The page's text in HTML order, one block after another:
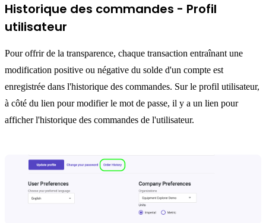
Historique des commandes - Profil
utilisateur
Pour offrir de la transparence, chaque transaction entraînant une
modification positive ou négative du solde d'un compte est
enregistrée dans l'historique des commandes. Sur le profil utilisateur,
à côté du lien pour modifier le mot de passe, il y a un lien pour
afficher l'historique des commandes de l'utilisateur.